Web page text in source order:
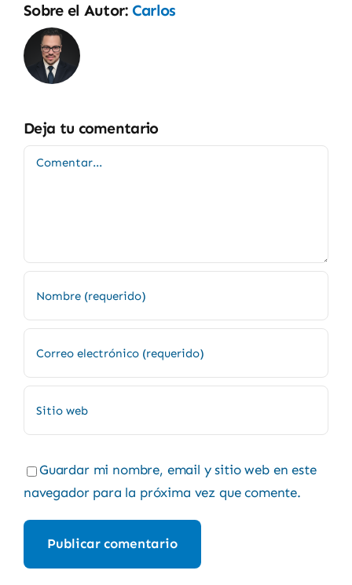
Sobre el Autor: Carlos
Deja tu comentario
Comentar
Guardar mi nombre, email y sitio web en este
navegador para la próxima vez que comente.